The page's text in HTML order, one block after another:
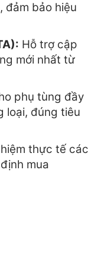
đảm bảo hiệu
Hỗ trợ cập
mới nhất từ
phụ tùng đầy
loại, đúng tiêu
thực tế các
mua